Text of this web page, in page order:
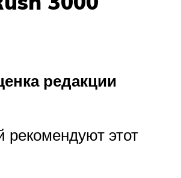
редакции
рекомендуют этот